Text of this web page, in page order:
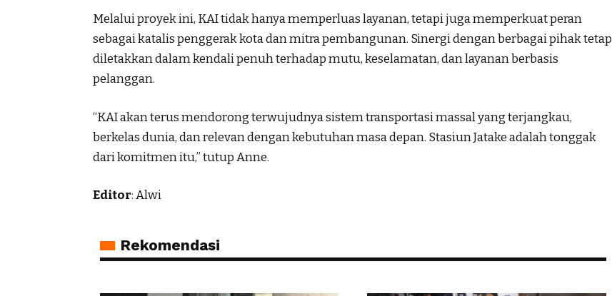
Melalui proyek ini, KAI tidak hanya memperluas layanan, tetapi juga memperkuat peran
sebagai katalis penggerak kota dan mitra pembangunan. Sinergi dengan berbagai pihak tetap
diletakkan dalam kendali penuh terhadap mutu, keselamatan, dan layanan berbasis
pelanggan.
“KAI akan terus mendorong terwujudnya sistem transportasi massal yang terjangkau,
berkelas dunia, dan relevan dengan kebutuhan masa depan. Stasiun Jatake adalah tonggak
dari komitmen itu,” tutup Anne.
Editor: Alwi
Rekomendasi